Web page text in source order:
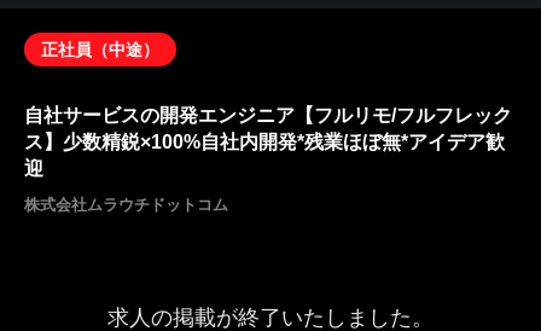
正社員（中途）
自社サービスの開発エンジニア【フルリモ/フルフレック
ス】少数精鋭×100%自社内開発*残業ほぼ無*アイデア歓
迎
株式会社ムラウチドットコム
求人の掲載が終了いたしました。